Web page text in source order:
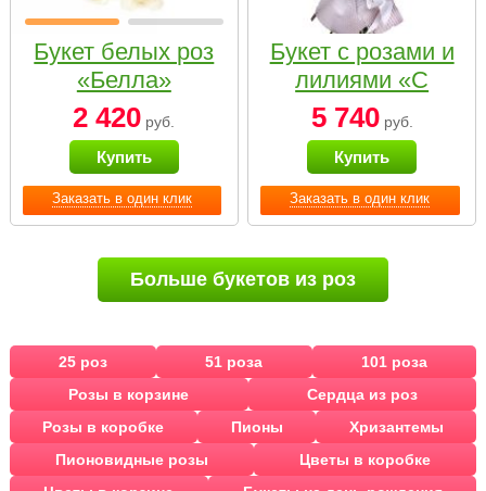
Заказать в один клик
Букет белых роз
«Белла»
2 420 руб.
Купить
Заказать в один клик
Букет с розами и
лилиями «С
наилучшими
пожеланиями»
5 740руб.
Купить
Больше букетов из роз
25 роз 51 роза
101 роза
Розы в корзине
Сердца из роз
Розы в коробке
Пионы
Хризантемы
Пионовидные розы
Цветы в коробке